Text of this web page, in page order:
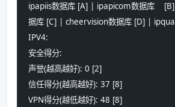
ipapiis数据库 [A] | ipapicom数据库
据库 [C] | cheervision数据库 [D] |
IPV4:
安全得分:
声誉(越高越好): 0 [2]
信任得分(越高越好): 37 [8]
VPN得分(越低越好): 48 [8]